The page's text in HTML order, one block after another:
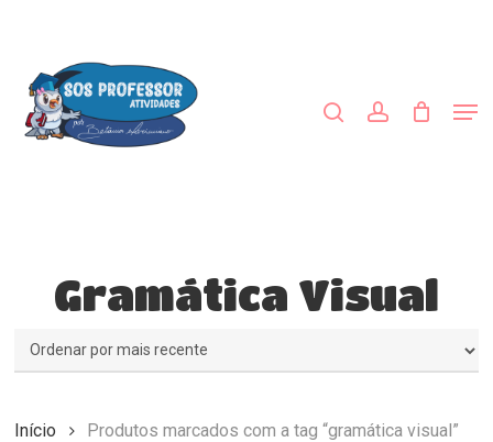
content
Gramática Visual
Início Produtos marcados com a tag “gramática visual”